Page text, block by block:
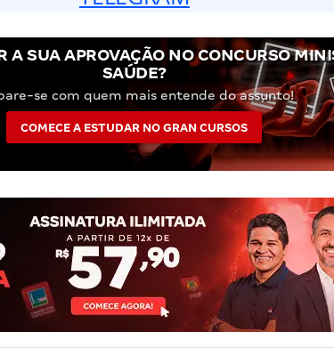
A SUA APROVAÇÃO NO CONCURSO
SAÚDE?
se com quem mais entende do assunto!
COMECE A ESTUDAR NO GRAN CURSOS